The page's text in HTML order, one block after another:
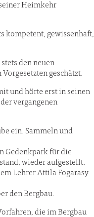
Heimkehr
kompetent, gewissenhaft,
den neuen
geschätzt.
und hörte erst in seinen
vergangenen
ein. Sammeln und
Gedenkpark für die
wieder aufgestellt.
Lehrer Attila Fogarasy
den Bergbau.
die im Bergbau